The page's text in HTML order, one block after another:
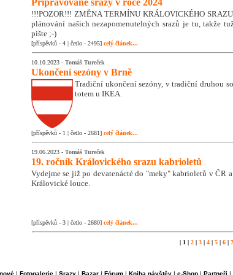
Připravované srazy v roce 2024
!!!POZOR!!! ZMĚNA TERMÍNU KRÁLOVICKÉHO
plánování našich nezapomenutelných srazů je tu, takže
pište ;-)
[příspěvků - 4 | četlo - 2495] celý článek...
10.10.2023 - Tomáš Tureček
Ukončení sezóny v Brně
Tradiční ukončení sezóny, v tradiční druhou
totem u IKEA.
[příspěvků - 1 | četlo - 2681] celý článek...
19.06.2023 - Tomáš Tureček
19. ročník Královického srazu kabrioletů
Vydejme se již po devatenácté do "meky" kabrioletů v ČR
Královické louce.
[příspěvků - 3 | četlo - 2680] celý článek...
| 1 | 2 | 3 | 4 | 5 | 6 | 7
| Fotogalerie| Srazy| Bazar| Fórum| Kniha návštěv| e-Shop| Partneři |